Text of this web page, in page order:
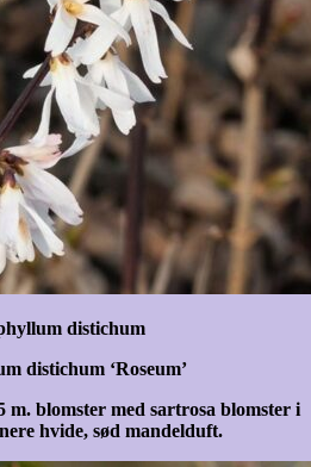
distichum
distichum ‘Roseum’
m. blomster med sartrosa blomster i
hvide, sød mandelduft.